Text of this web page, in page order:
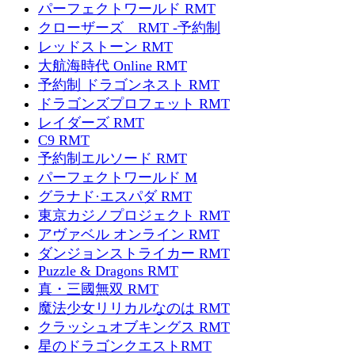
パーフェクトワールド RMT
クローザーズ RMT -予約制
レッドストーン RMT
大航海時代 Online RMT
予約制 ドラゴンネスト RMT
ドラゴンズプロフェット RMT
レイダーズ RMT
C9 RMT
予約制エルソード RMT
パーフェクトワールド M
グラナド·エスパダ RMT
東京カジノプロジェクト RMT
アヴァベル オンライン RMT
ダンジョンストライカー RMT
Puzzle & Dragons RMT
真・三國無双 RMT
魔法少女リリカルなのは RMT
クラッシュオブキングス RMT
星のドラゴンクエストRMT